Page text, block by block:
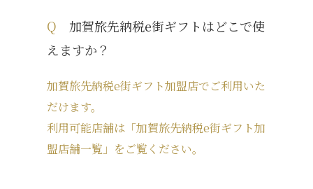
Q 加賀旅先納税e街ギフトはどこで使
えますか？
加賀旅先納税e街ギフト加盟店でご利用いた
だけます。
利用可能店舗は「加賀旅先納税e街ギフト加
盟店舗一覧」をご覧ください。